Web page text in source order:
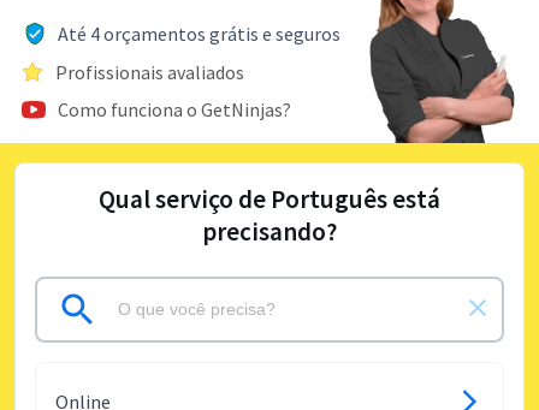
Até 4 orçamentos grátis e seguros
Profissionais avaliados
Como funciona o GetNinjas?
Qual serviço de Português está
precisando?
Online